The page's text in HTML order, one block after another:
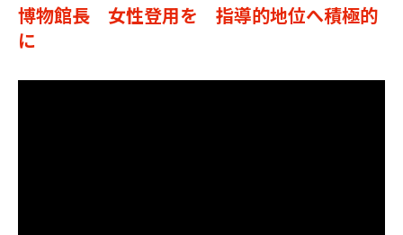
博物館長 女性登用を 指導的地位へ積極的
に